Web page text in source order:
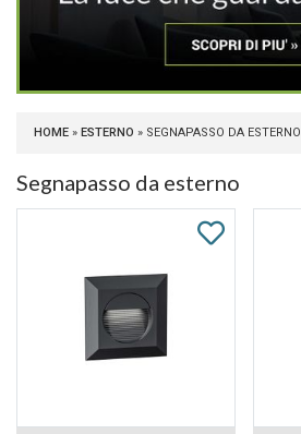
HOME » ESTERNO » SEGNAPASSO DA ESTERNO
Segnapasso da esterno